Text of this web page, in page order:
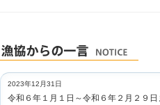
2023年12月31日
令和６年１月１日～令和６年２月２９